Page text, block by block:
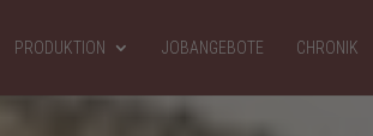
PRODUKTION JOBANGEBOTE CHRONIK